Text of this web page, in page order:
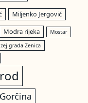
Miljenko Jergović
Modra rijeka
Mostar
grada Zenica